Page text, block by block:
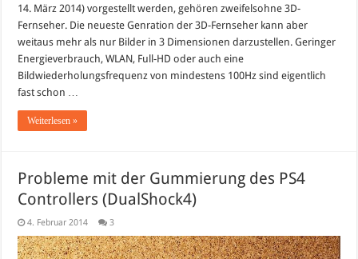
14. März 2014) vorgestellt werden, gehören zweifelsohne 3D-
Fernseher. Die neueste Genration der 3D-Fernseher kann aber
weitaus mehr als nur Bilder in 3 Dimensionen darzustellen. Geringer
Energieverbrauch, WLAN, Full-HD oder auch eine
Bildwiederholungsfrequenz von mindestens 100Hz sind eigentlich
fast schon …
Weiterlesen »
Probleme mit der Gummierung des PS4
Controllers (DualShock4)
4. Februar 2014 3